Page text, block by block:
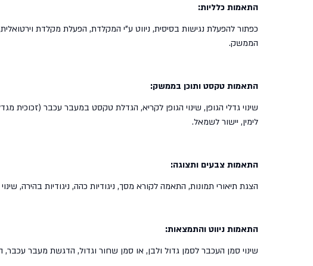
התאמות כלליות:
כפתור להפעלת נגישות בסיסית, ניווט ע”י המקלדת, הפעלת מקלדת
הממשק.
התאמות טקסט ותוכן בממשק:
שינוי גדלי הגופן, שינוי הגופן לקריא, הגדלת טקסט במעבר עכבר (זכוכית
לימין, יישור לשמאל.
התאמות צבעים ותצוגה:
הצגת תיאורי תמונות, התאמה לקורא מסך, ניגודיות כהה, ניגודיות בהירה,
התאמות ניווט והתמצאות:
שינוי סמן העכבר לסמן גדול ולבן, או סמן שחור וגדול, הדגשת מעבר